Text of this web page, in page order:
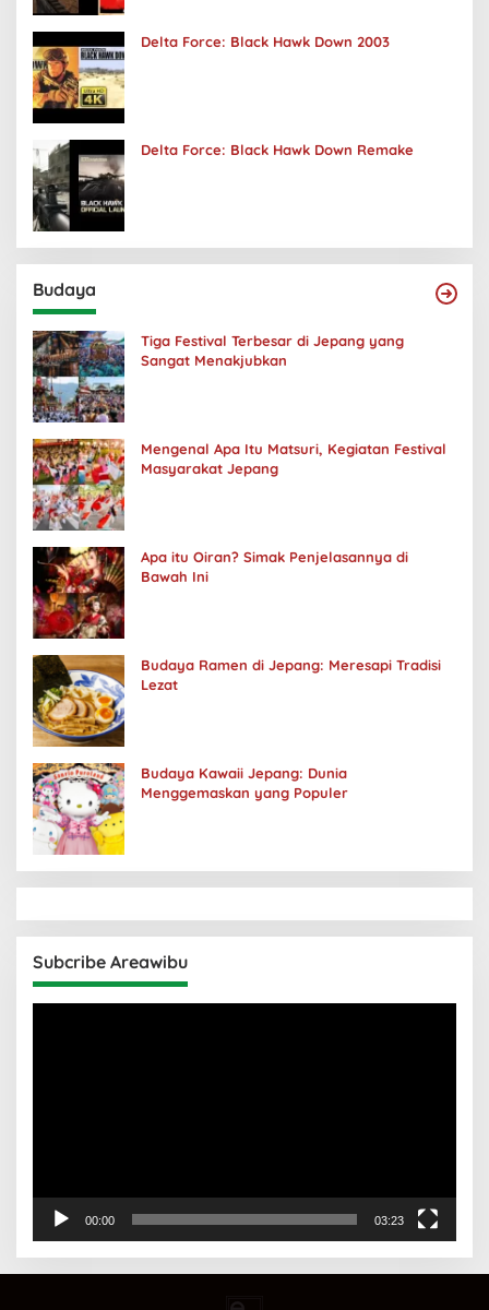
Delta Force: Black Hawk Down 2003
Delta Force: Black Hawk Down Remake
Budaya
Tiga Festival Terbesar di Jepang yang
Sangat Menakjubkan
Mengenal Apa Itu Matsuri, Kegiatan Festival
Masyarakat Jepang
Apa itu Oiran? Simak Penjelasannya di
Bawah Ini
Budaya Ramen di Jepang: Meresapi Tradisi
Lezat
Budaya Kawaii Jepang: Dunia
Menggemaskan yang Populer
Subcribe Areawibu
00:00 03:23